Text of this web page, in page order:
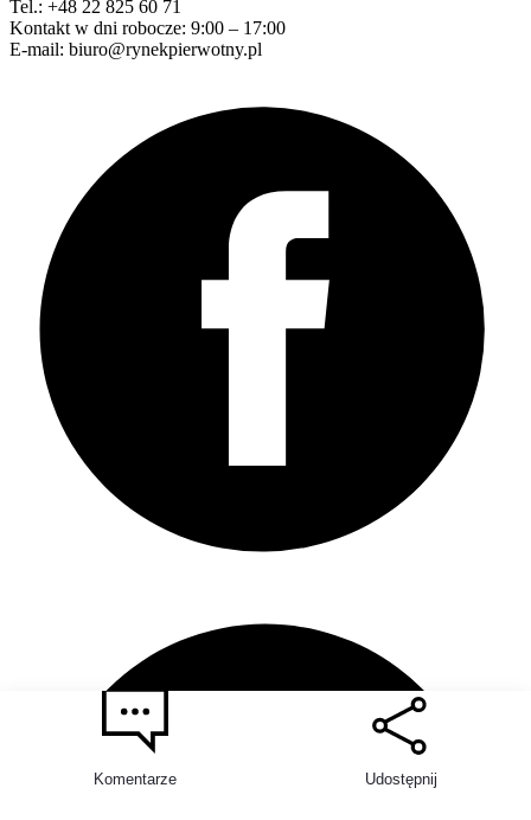
Komentarze Udostępnij
Tel.: +48 22 825 60 71
Kontakt w dni robocze: 9:00 – 17:00
E-mail: biuro@rynekpierwotny.pl